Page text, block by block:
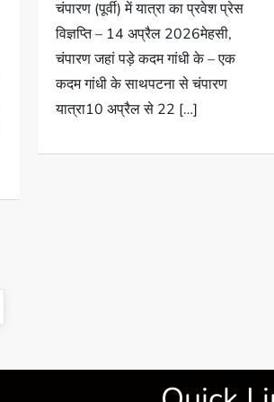
चंपारण (पूर्वी) में यात्रा का प्रवेश प्रेस
विज्ञप्ति – 14 अप्रैल 2026मेहसी,
चंपारण जहां पड़े कदम गांधी के – एक
कदम गांधी के साथपटना से चंपारण
यात्रा10 अप्रैल से 22 […]